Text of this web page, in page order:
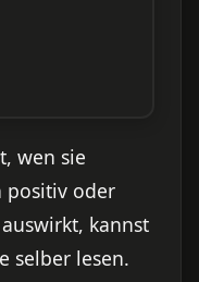
wen sie
positiv oder
kannst
selber lesen.